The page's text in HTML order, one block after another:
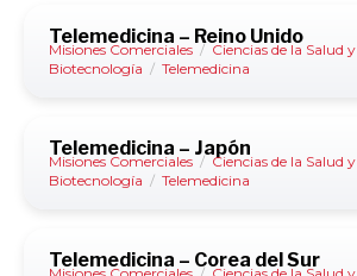
Telemedicina – Reino Unido
Misiones Comerciales / Ciencias de la Salud y
Biotecnología / Telemedicina
Telemedicina – Japón
Misiones Comerciales / Ciencias de la Salud y
Biotecnología / Telemedicina
Telemedicina – Corea del Sur